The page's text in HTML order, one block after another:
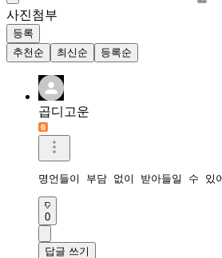
사진첨부
등록
추천순
최신순 등록순
곱디고운
명언들이 부담 없이 받아들일 수 있
0
답글 쓰기